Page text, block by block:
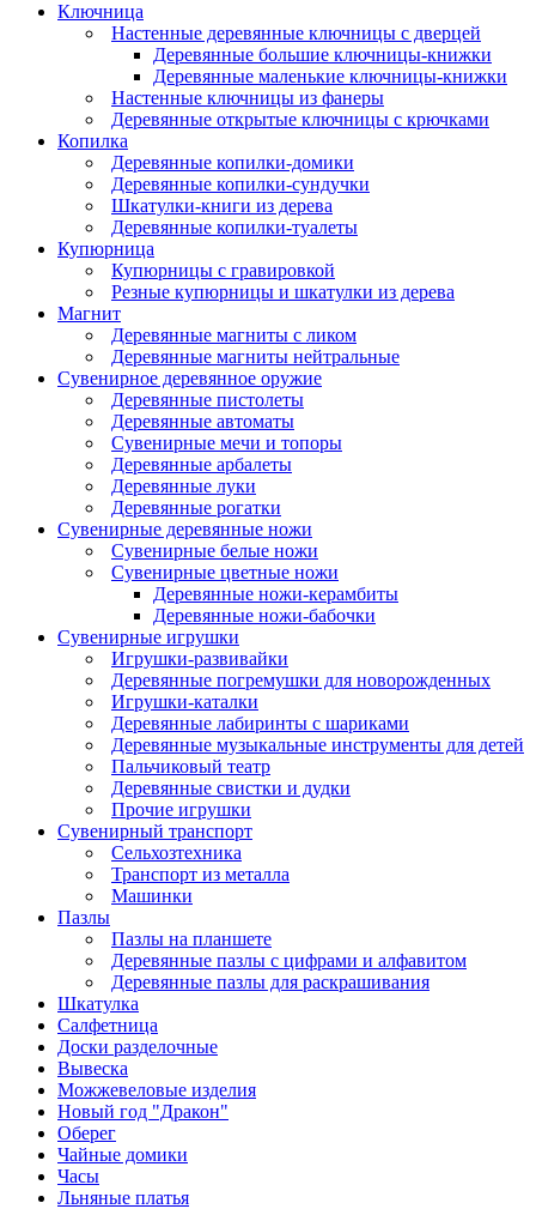
Ключница
Настенные деревянные ключницы с дверцей
Деревянные большие ключницы-книжки
Деревянные маленькие ключницы-книжки
Настенные ключницы из фанеры
Деревянные открытые ключницы с крючками
Копилка
Деревянные копилки-домики
Деревянные копилки-сундучки
Шкатулки-книги из дерева
Деревянные копилки-туалеты
Купюрница
Купюрницы с гравировкой
Резные купюрницы и шкатулки из дерева
Магнит
Деревянные магниты с ликом
Деревянные магниты нейтральные
Сувенирное деревянное оружие
Деревянные пистолеты
Деревянные автоматы
Сувенирные мечи и топоры
Деревянные арбалеты
Деревянные луки
Деревянные рогатки
Сувенирные деревянные ножи
Сувенирные белые ножи
Сувенирные цветные ножи
Деревянные ножи-керамбиты
Деревянные ножи-бабочки
Сувенирные игрушки
Игрушки-развивайки
Деревянные погремушки для новорожденных
Игрушки-каталки
Деревянные лабиринты с шариками
Деревянные музыкальные инструменты для детей
Пальчиковый театр
Деревянные свистки и дудки
Прочие игрушки
Сувенирный транспорт
Сельхозтехника
Транспорт из металла
Машинки
Пазлы
Пазлы на планшете
Деревянные пазлы с цифрами и алфавитом
Деревянные пазлы для раскрашивания
Шкатулка
Салфетница
Доски разделочные
Вывеска
Можжевеловые изделия
Новый год "Дракон"
Оберег
Чайные домики
Часы
Льняные платья